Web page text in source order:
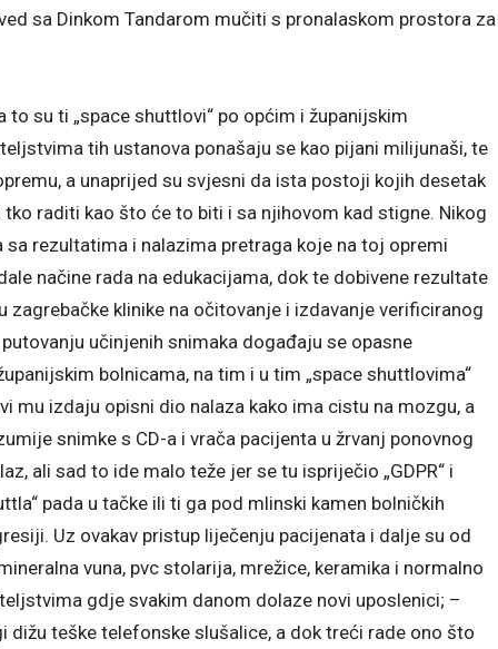
sa Dinkom Tandarom mučiti s pronalaskom prostora za
su ti „space shuttlovi“ po općim i županijskim
tih ustanova ponašaju se kao pijani milijunaši, te
a unaprijed su svjesni da ista postoji kojih desetak
raditi kao što će to biti i sa njihovom kad stigne. Nikog
rezultatima i nalazima pretraga koje na toj opremi
načine rada na edukacijama, dok te dobivene rezultate
klinike na očitovanje i izdavanje verificiranog
učinjenih snimaka događaju se opasne
bolnicama, na tim i u tim „space shuttlovima“
mu izdaju opisni dio nalaza kako ima cistu na mozgu, a
snimke s CD-a i vrača pacijenta u žrvanj ponovnog
ali sad to ide malo teže jer se tu ispriječio „GDPR“ i
pada u tačke ili ti ga pod mlinski kamen bolničkih
Uz ovakav pristup liječenju pacijenata i dalje su od
vuna, pvc stolarija, mrežice, keramika i normalno
gdje svakim danom dolaze novi uposlenici; –
dižu teške telefonske slušalice, a dok treći rade ono što